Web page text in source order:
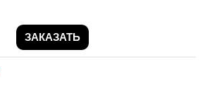
ЗАКАЗАТЬ